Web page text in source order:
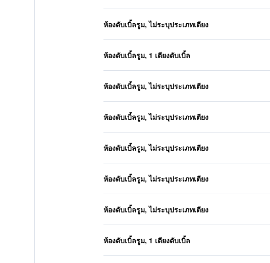
ห้องดับเบิ้ลรูม, ไม่ระบุประเภทเตียง
ห้องดับเบิ้ลรูม, 1 เตียงดับเบิ้ล
ห้องดับเบิ้ลรูม, ไม่ระบุประเภทเตียง
ห้องดับเบิ้ลรูม, ไม่ระบุประเภทเตียง
ห้องดับเบิ้ลรูม, ไม่ระบุประเภทเตียง
ห้องดับเบิ้ลรูม, ไม่ระบุประเภทเตียง
ห้องดับเบิ้ลรูม, ไม่ระบุประเภทเตียง
ห้องดับเบิ้ลรูม, 1 เตียงดับเบิ้ล